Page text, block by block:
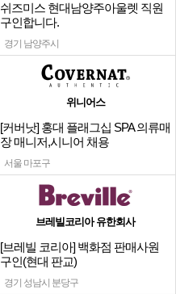
쉬즈미스 현대남양주아울렛 직원
구인합니다.
경기 남양주시
위니어스
[커버낫] 홍대 플래그십 SPA 의류매
장 매니저,시니어 채용
서울 마포구
브레빌코리아 유한회사
[브레빌 코리아] 백화점 판매사원
구인(현대 판교)
경기 성남시 분당구